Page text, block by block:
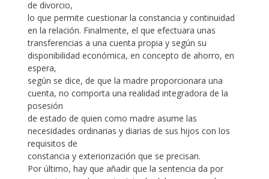
de divorcio,
lo que permite cuestionar la constancia y continuidad
en la relación. Finalmente, el que efectuara unas
transferencias a una cuenta propia y según su
disponibilidad económica, en concepto de ahorro, en
espera,
según se dice, de que la madre proporcionara una
cuenta, no comporta una realidad integradora de la
posesión
de estado de quien como madre asume las
necesidades ordinarias y diarias de sus hijos con los
requisitos de
constancia y exteriorización que se precisan.
Por último, hay que añadir que la sentencia da por